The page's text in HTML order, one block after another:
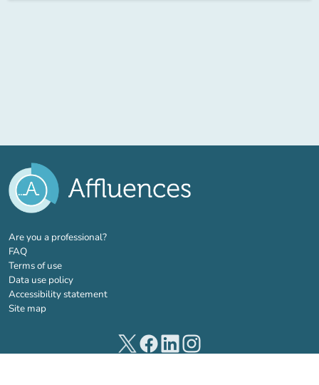
Are you a professional?(new tab)
FAQ
Terms of use
Data use policy
Accessibility statement
Site map
(new tab)(new tab)(new tab)